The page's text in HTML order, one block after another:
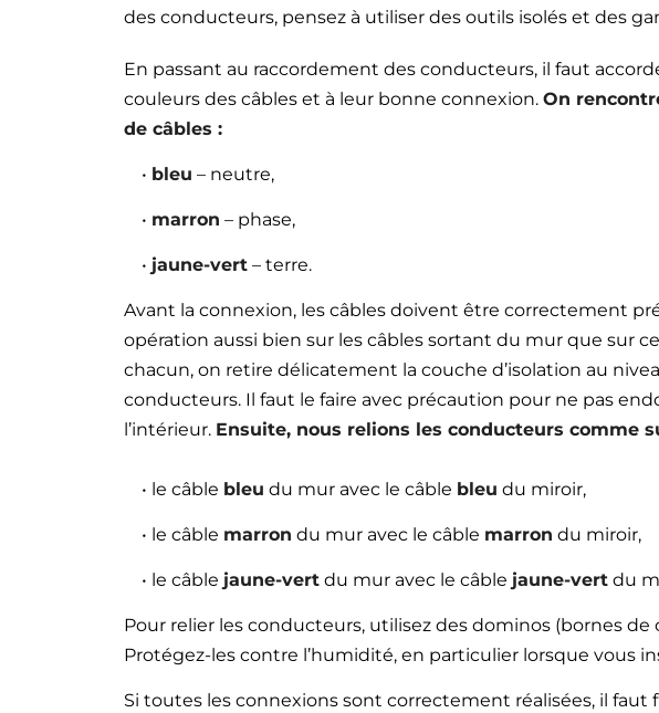
des conducteurs, pensez à utiliser des outils isolés et des
En passant au raccordement des conducteurs, il faut
couleurs des câbles et à leur bonne connexion. On
de câbles :
• bleu – neutre,
• marron – phase,
• jaune-vert – terre.
Avant la connexion, les câbles doivent être correctement
opération aussi bien sur les câbles sortant du mur que sur
chacun, on retire délicatement la couche d’isolation au
conducteurs. Il faut le faire avec précaution pour ne pas
l’intérieur. Ensuite, nous relions les conducteurs comme
• le câble bleu du mur avec le câble bleu du miroir,
• le câble marron du mur avec le câble marron du miroir,
• le câble jaune-vert du mur avec le câble jaune-vert du
Pour relier les conducteurs, utilisez des dominos (bornes
Protégez-les contre l’humidité, en particulier lorsque vous
Si toutes les connexions sont correctement réalisées, il